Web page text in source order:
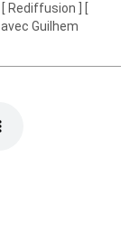
Rediffusion ] [
Guilhem